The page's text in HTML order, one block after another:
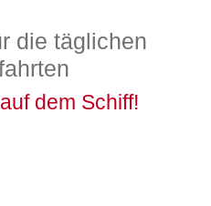
die täglichen
dem Schiff!